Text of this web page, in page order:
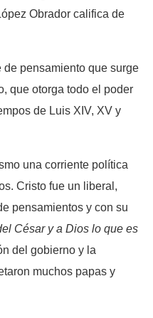
Obrador califica de
pensamiento que surge
que otorga todo el poder
de Luis XIV, XV y
una corriente política
Cristo fue un liberal,
pensamientos y con su
César y a Dios lo que es
del gobierno y la
muchos papas y